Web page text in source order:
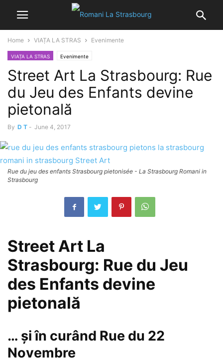
Home VIAȚA LA STRAS Evenimente
VIAȚA LA STRAS Evenimente
Street Art La Strasbourg: Rue
du Jeu des Enfants devine
pietonală
By D T - June 4, 2017
Rue du jeu des enfants Strasbourg pietonisée - La Strasbourg Romani in
Strasbourg
Street Art La
Strasbourg: Rue du Jeu
des Enfants devine
pietonală
… și în curând Rue du 22
Novembre